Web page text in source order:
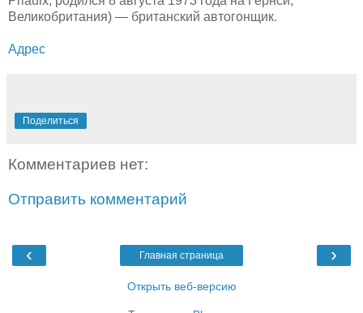
Великобритания) — британский автогонщик.
Адрес
Поделиться
Комментариев нет:
Отправить комментарий
‹ ›
Главная страница
Открыть веб-версию